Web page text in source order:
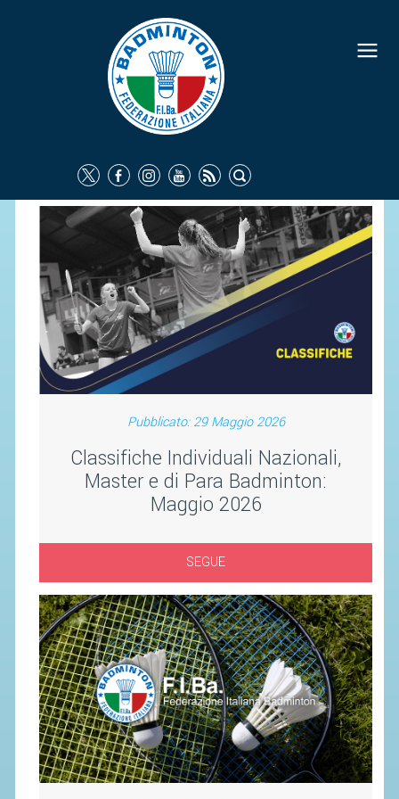
Pubblicato: 29 Maggio 2026
Classifiche Individuali Nazionali,
Master e di Para Badminton:
Maggio 2026
SEGUE
FEDERAZIONE
IDENTITÀ
COMMISSIONI FEDERALI
ORGANI TERRITORIALI
SOCIETÀ SPORTIVE
CARTE FEDERALI
ATTI UFFICIALI
TUTELA DELLA SALUTE -
ANTIDOPING
COMUNICAZIONE E MARKETING
AVVISI E BANDI
CIRCOLARI
SAFEGUARDING
RICHIESTA PATROCINIO
GIUSTIZIA FEDERALE
REGOLAMENTI
PROVVEDIMENTI
ORGANI DI GIUSTIZIA FEDERALE